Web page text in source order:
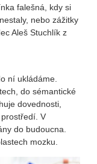
falešná, kdy si
nebo zážitky
Aleš Stuchlík z
ní ukládáme.
do sémantické
dovednosti,
V
do budoucna.
mozku.